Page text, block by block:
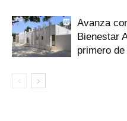
Avanza
Bienestar
primero